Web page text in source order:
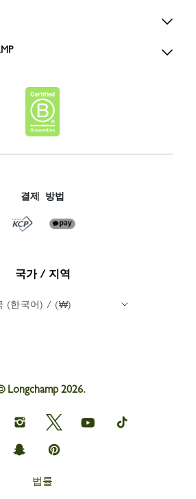
결제 방법
국가 / 지역
(한국어) / (₩)
Longchamp 2026.
Longchamp
on
Instagram
Longchamp
on
Twitter
Longchamp
on
Longchamp
on
Longchamp
on
Longchamp
on
법률